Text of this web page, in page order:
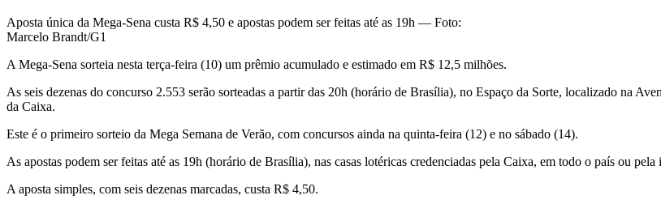
Aposta única da Mega-Sena custa R$ 4,50 e apostas podem ser feitas até as 19h — Foto:
Marcelo Brandt/G1
A Mega-Sena sorteia nesta terça-feira (10) um prêmio acumulado e estimado em R$ 12,5 milhões.
As seis dezenas do concurso 2.553 serão sorteadas a partir das 20h (horário de Brasília), no Espaço da Sorte, localizado na
da Caixa.
Este é o primeiro sorteio da Mega Semana de Verão, com concursos ainda na quinta-feira (12) e no sábado (14).
As apostas podem ser feitas até as 19h (horário de Brasília), nas casas lotéricas credenciadas pela Caixa, em todo o país ou pela
A aposta simples, com seis dezenas marcadas, custa R$ 4,50.